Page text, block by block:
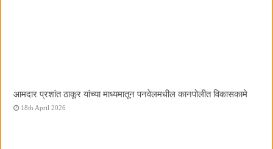
आमदार प्रशांत ठाकूर यांच्या माध्यमातून पनवेलमधील कानपोलीत विकासकामे
18th April 2026